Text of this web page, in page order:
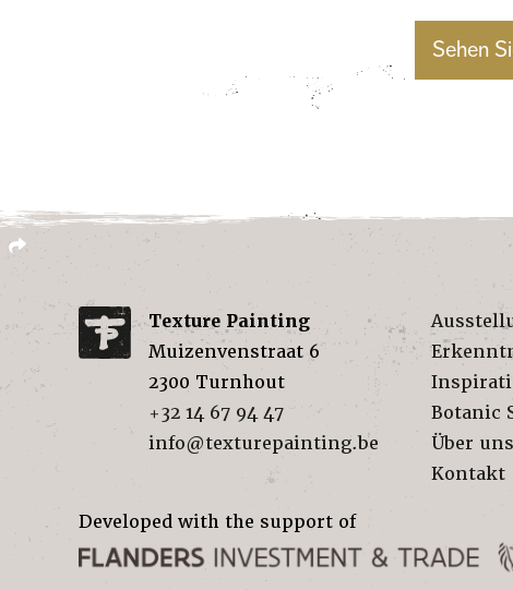
Sehen
Texture Painting
Muizenvenstraat 6
2300 Turnhout
+32 14 67 94 47
info@texturepainting.be
Botanic
Über uns
Kontakt
Developed with the support of